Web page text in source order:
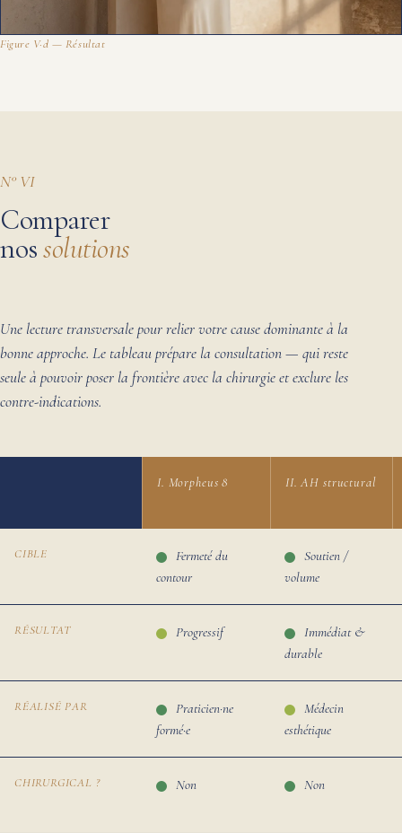
Figure V·d — Résultat
N° VI
Comparer
nossolutions
Une lecture transversale pour relier votre cause dominante à la
bonne approche. Le tableau prépare la consultation — qui reste
seule à pouvoir poser la frontière avec la chirurgie et exclure les
contre-indications.
I. Morpheus 8 II. AH structural
CIBLE
Fermeté du
contour
Soutien /
volume
RÉSULTAT Progressif
Immédiat &
durable
RÉALISÉ PAR
Praticien·ne
formé·e
Médecin
esthétique
CHIRURGICAL ? Non Non